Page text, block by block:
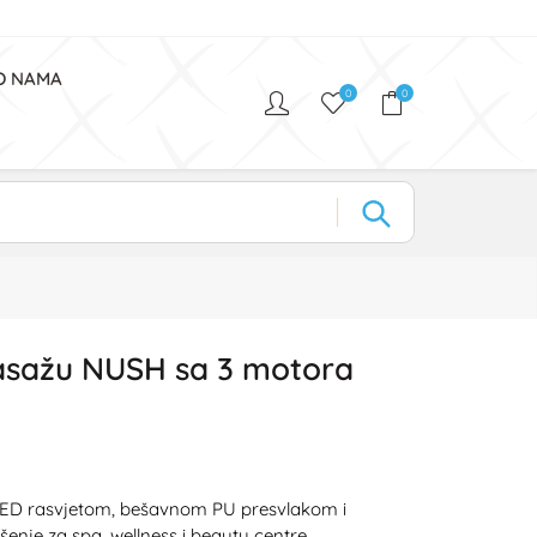
NAMA
0 0
NUSH sa 3 motora
rasvjetom, bešavnom PU presvlakom i